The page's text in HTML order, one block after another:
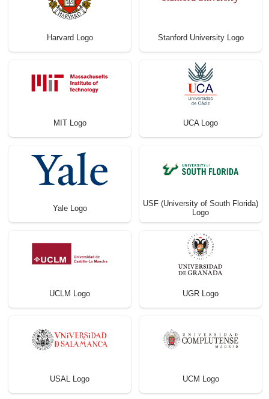
Harvard Logo Stanford University Logo
MIT Logo UCA Logo
Yale Logo
USF (University of South Florida)
Logo
UCLM Logo UGR Logo
USAL Logo UCM Logo